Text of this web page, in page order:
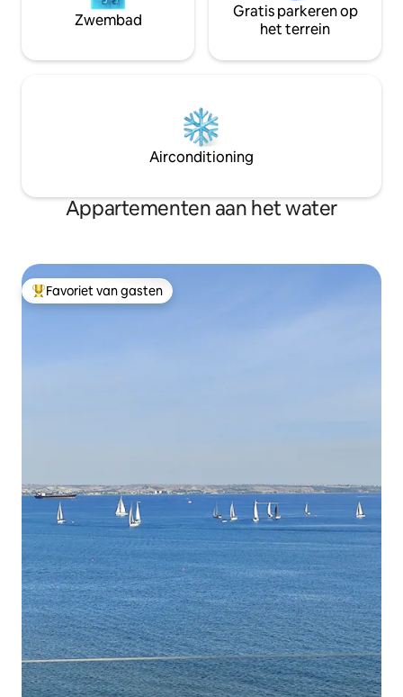
Zwembad
Gratis parkeren op
het terrein
Airconditioning
Appartementen aan het water
Topfavoriet van gasten
Favoriet van gasten